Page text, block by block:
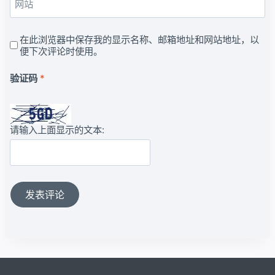
网站
在此浏览器中保存我的显示名称、邮箱地址和网站地址，以
便下次评论时使用。
验证码 *
请输入上面显示的文本: